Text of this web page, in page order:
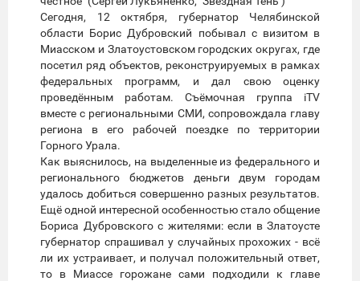
Сегодня, 12 октября, губернатор Челябинской
области Борис Дубровский побывал с визитом в
Миасском и Златоустовском городских округах, где
посетил ряд объектов, реконструируемых в рамках
федеральных программ, и дал свою оценку
проведённым работам. Съёмочная группа iTV
вместе с региональными СМИ, сопровождала главу
региона в его рабочей поездке по территории
Горного Урала.
Как выяснилось, на выделенные из федерального и
регионального бюджетов деньги двум городам
удалось добиться совершенно разных результатов.
Ещё одной интересной особенностью стало общение
Бориса Дубровского с жителями: если в Златоусте
губернатор спрашивал у случайных прохожих - всё
ли их устраивает, и получал положительный ответ,
то в Миассе горожане сами подходили к главе